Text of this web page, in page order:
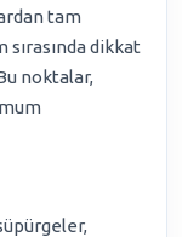
tam
dikkat
noktalar,